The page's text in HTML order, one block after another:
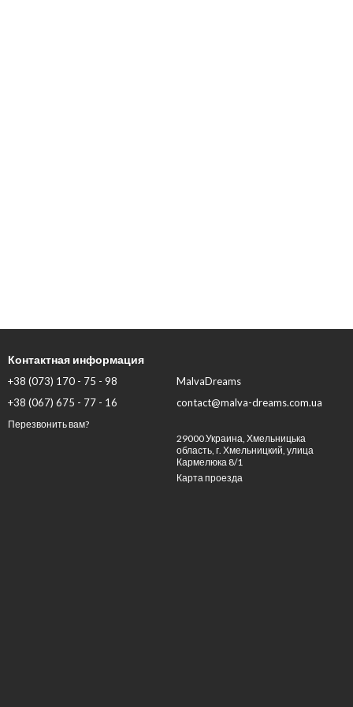
Контактная информация
+38 (073) 170 - 75 - 98
+38 (067) 675 - 77 - 16
Перезвонить вам?
MalvaDreams
contact@malva-dreams.com.ua
29000 Украина, Хмельницька
область, г. Хмельницкий, улица
Кармелюка 8/1
Карта проезда